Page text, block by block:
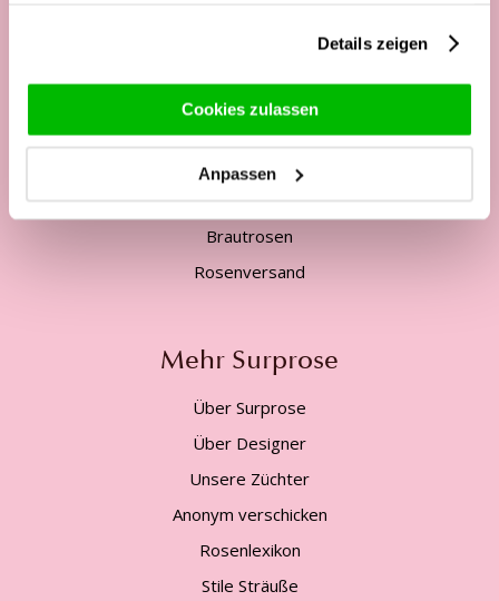
Details zeigen
Cookies zulassen
Anpassen
Rosa Rosen
Regenbogen Rosen
Schwarze Rosen
Brautrosen
Rosenversand
Mehr Surprose
Über Surprose
Über Designer
Unsere Züchter
Anonym verschicken
Rosenlexikon
Stile Sträuße